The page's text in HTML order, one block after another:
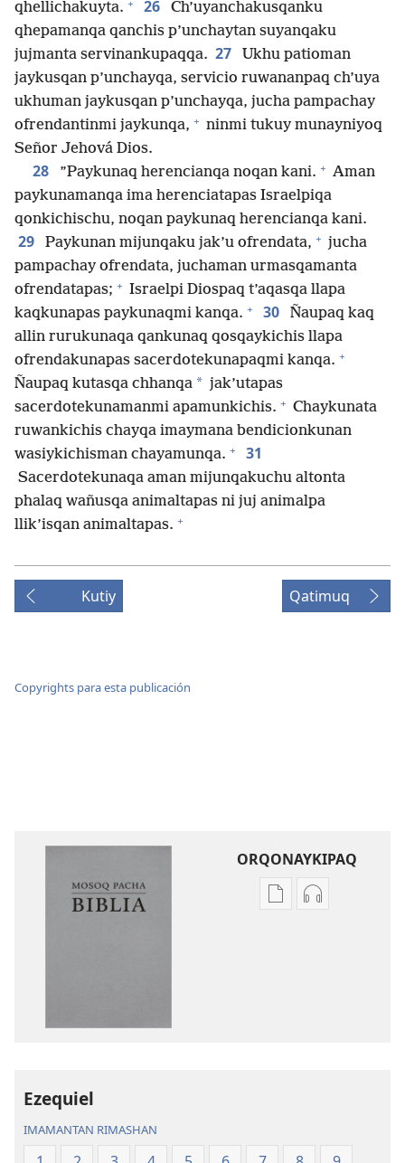
qhellichakuyta. + 26
Ch’uyanchakusqanku
qhepamanqa qanchis p’unchaytan suyanqaku
jujmanta servinankupaqqa. 27
Ukhu patioman
jaykusqan p’unchayqa, servicio ruwananpaq ch’uya
ukhuman jaykusqan p’unchayqa, jucha pampachay
ofrendantinmi jaykunqa, + ninmi tukuy munayniyoq
Señor Jehová Dios.
28 ”Paykunaq herencianqa noqan kani. + Aman
paykunamanqa ima herenciatapas Israelpiqa
qonkichischu, noqan paykunaq herencianqa kani.
29 Paykunan mijunqaku jak’u ofrendata, + jucha
pampachay ofrendata, juchaman urmasqamanta
ofrendatapas; + Israelpi Diospaq t’aqasqa llapa
kaqkunapas paykunaqmi kanqa. + 30
Ñaupaq kaq
allin rurukunaqa qankunaq qosqaykichis llapa
ofrendakunapas sacerdotekunapaqmi kanqa. +
Ñaupaq kutasqa chhanqa * jak’utapas
sacerdotekunamanmi apamunkichis. + Chaykunata
ruwankichis chayqa imaymana bendicionkunan
wasiykichisman chayamunqa. + 31
Sacerdotekunaqa aman mijunqakuchu altonta
phalaq wañusqa animaltapas ni juj animalpa
llik’isqan animaltapas. +
Kutiy Qatimuq
Copyrights para esta publicación
ORQONAYKIPAQ
Kaypi Kaypin
Ezequiel
IMAMANTAN RIMASHAN